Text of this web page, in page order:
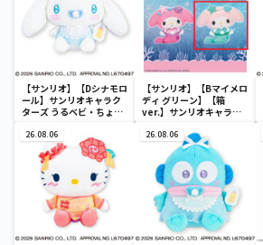
【サンリオ】【Dシナモロ
ール】サンリオキャラク
ターズ うるベビ・ちょい
【サンリオ】【Bマイメロ
ディ グリーン】【箱
ver.】サンリオキャラク
SOFVIMATES～マイメロ
ディ マーメイドver. ～
26.08.06 26.08.06